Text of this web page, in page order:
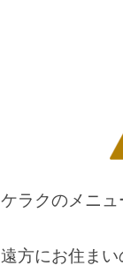
ケラクのメニュ
遠方にお住ま